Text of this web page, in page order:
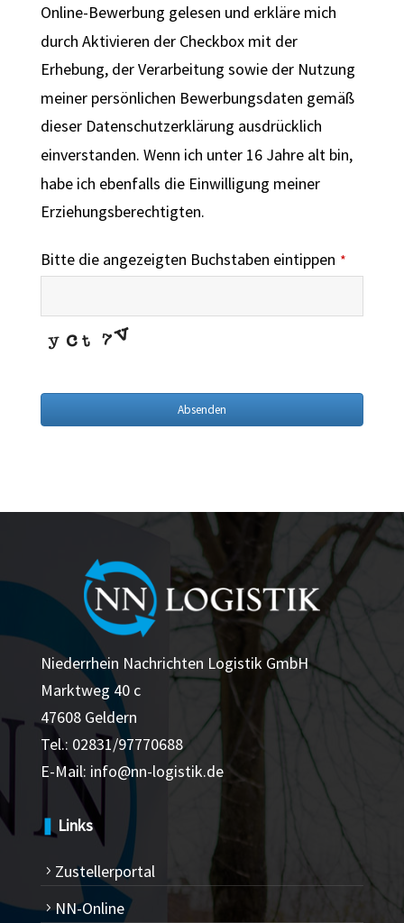
Online-Bewerbung gelesen und erkläre mich
durch Aktivieren der Checkbox mit der
Erhebung, der Verarbeitung sowie der Nutzung
meiner persönlichen Bewerbungsdaten gemäß
dieser Datenschutzerklärung ausdrücklich
einverstanden. Wenn ich unter 16 Jahre alt bin,
habe ich ebenfalls die Einwilligung meiner
Erziehungsberechtigten.
Bitte die angezeigten Buchstaben eintippen *
Absenden
Niederrhein Nachrichten Logistik GmbH
Marktweg 40 c
47608 Geldern
Tel.: 02831/97770688
E-Mail: info@nn-logistik.de
❚ Links
5 Zustellerportal
5NN-Online